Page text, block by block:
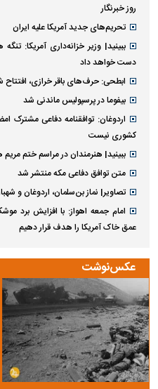
روز خبرنگار
تحریم‌های جدید آمریکا علیه ایران
ببینید| وزیر خزانه‌داری آمریکا:
دست خواهد داد
ابطحی: حرف‌های باقر خرازی،
بیفوما در پرسپولیس ماندنی شد
اردوغان: توافقنامه دفاعی مشترک
کشوری نیست
ببینید| هنرمندان در مراسم ختم مریم
متن توافق دفاعی مکه منتشر شد
تصاویر| نماز بن‌سلمان، اردوغان و
عمق خاک آمریکا را هدف قرار دهیم
عکس‌نوشت